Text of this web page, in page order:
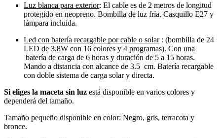
Luz blanca para exterior: El cable es de 2 metros de longitud
protegido en neopreno. Bombilla de luz fría. Casquillo E27 y
lámpara incluida.
Led con batería recargable por cable o solar: (bombilla de 24
LED de 3,8W con 16 colores y 4 programas). Con una
batería de carga de 6 horas y duración de 5 a 15 horas.
Mando a distancia con alcance de 3.5 cm. Batería recargable
con doble sistema de carga solar y directa.
Si eliges la maceta sin luz está disponible en varios colores y
dependerá del tamaño.
Tamaño pequeño disponible en color: Negro, gris, terracota y
bronce.